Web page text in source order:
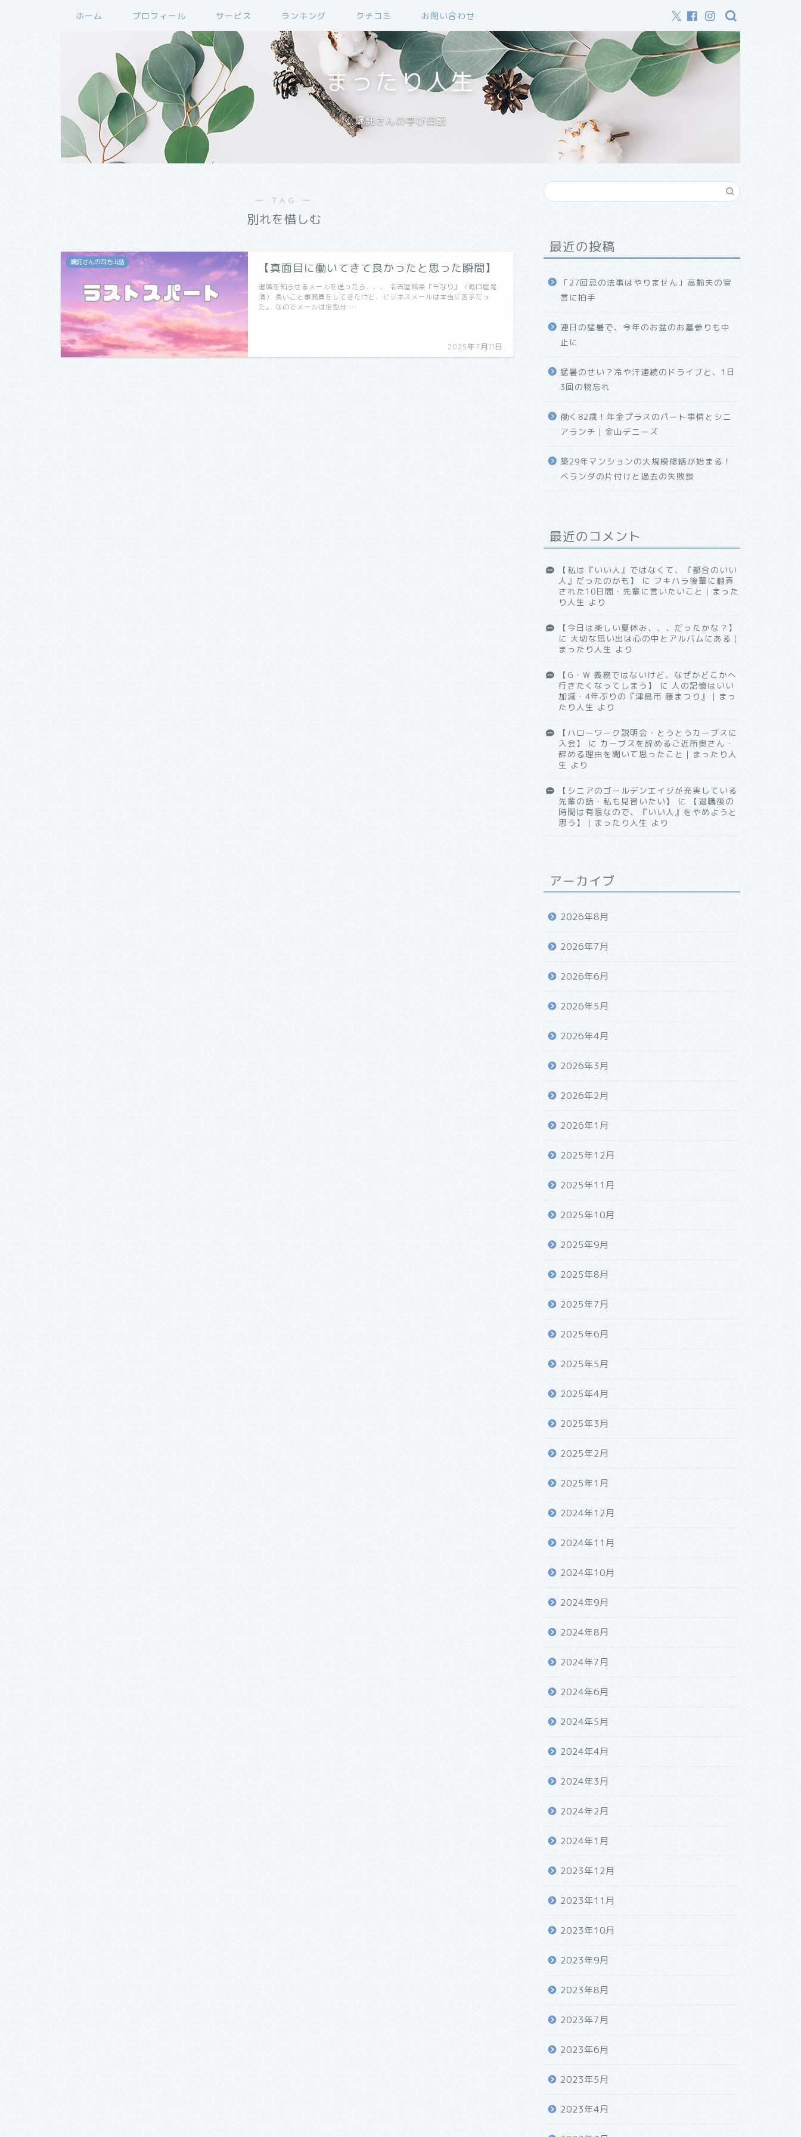
ホーム プロフィール サービス ランキング クチコミ お問い合わせ
まったり人生
嘱託さんの学び日記
― TAG ―
別れを惜しむ
嘱託さんの四方山話 【真面目に働いてきて良かったと思った瞬間】
2025年7月11日
退職を知らせるメールを送ったら、、、 名古屋銘菓『千なり』（両口屋是
清） 長いこと事務員をしてきたけど、ビジネスメールは本当に苦手だっ
た。 なのでメールは定型分 …
最近の投稿
「27回忌の法事はやりません」高齢夫の宣
言に拍手
連日の猛暑で、今年のお盆のお墓参りも中
止に
猛暑のせい？冷や汗連続のドライブと、1日
3回の物忘れ
働く82歳！年金プラスのパート事情とシニ
アランチ｜金山デニーズ
築29年マンションの大規模修繕が始まる！
ベランダの片付けと過去の失敗談
最近のコメント
【私は『いい人』ではなくて、『都合のいい
人』だったのかも】
に フキハラ後輩に翻弄
された10日間・先輩に言いたいこと｜まった
り人生 より
【今日は楽しい夏休み、、、だったかな？】
に 大切な思い出は心の中とアルバムにある｜
まったり人生 より
【G・W 義務ではないけど、なぜかどこかへ
行きたくなってしまう】
に 人の記憶はいい
加減・4年ぶりの『津島市 藤まつり』｜まっ
たり人生 より
【ハローワーク説明会・とうとうカーブスに
入会】
に カーブスを辞めるご近所奥さん・
辞める理由を聞いて思ったこと｜まったり人
生 より
【シニアのゴールデンエイジが充実している
先輩の話・私も見習いたい】
に
【退職後の
時間は有限なので、『いい人』をやめようと
思う】｜まったり人生 より
アーカイブ
2026年8月
2026年7月
2026年6月
2026年5月
2026年4月
2026年3月
2026年2月
2026年1月
2025年12月
2025年11月
2025年10月
2025年9月
2025年8月
2025年7月
2025年6月
2025年5月
2025年4月
2025年3月
2025年2月
2025年1月
2024年12月
2024年11月
2024年10月
2024年9月
2024年8月
2024年7月
2024年6月
2024年5月
2024年4月
2024年3月
2024年2月
2024年1月
2023年12月
2023年11月
2023年10月
2023年9月
2023年8月
2023年7月
2023年6月
2023年5月
2023年4月